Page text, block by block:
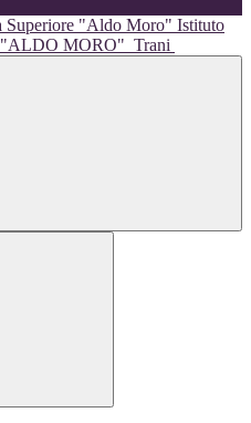
Istituto
"ALDO MORO" Trani